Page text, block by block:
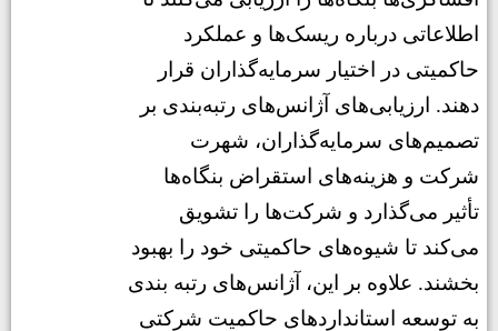
اطلاعاتی درباره ریسک‌ها و عملکرد
حاکمیتی در اختیار سرمایه‌گذاران قرار
دهند. ارزیابی‌های آژانس‌های رتبه‌بندی بر
تصمیم‌های سرمایه‌گذاران، شهرت
شرکت و هزینه‌های استقراض بنگاه‌ها
تأثیر می‌گذارد و شرکت‌ها را تشویق
می‌کند تا شیوه‌های حاکمیتی خود را بهبود
بخشند. علاوه بر این، آژانس‌های رتبه بندی
به توسعه استانداردهای حاکمیت شرکتی